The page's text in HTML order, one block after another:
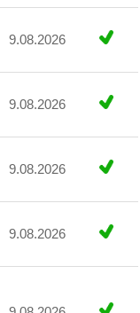
9.08.2026
9.08.2026
9.08.2026
9.08.2026